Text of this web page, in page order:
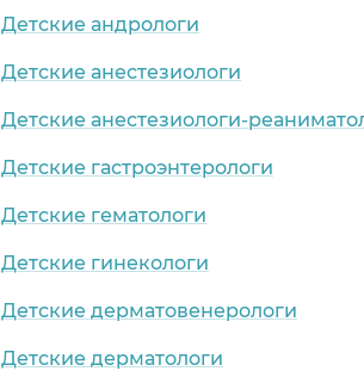
Детские андрологи
Детские анестезиологи
Детские анестезиологи-
Детские гастроэнтерологи
Детские гематологи
Детские гинекологи
Детские дерматовенерологи
Детские дерматологи